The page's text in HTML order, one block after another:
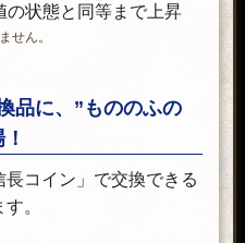
の状態と同等まで上昇
せん。
品に、”もののふの
コイン」で交換できる
。